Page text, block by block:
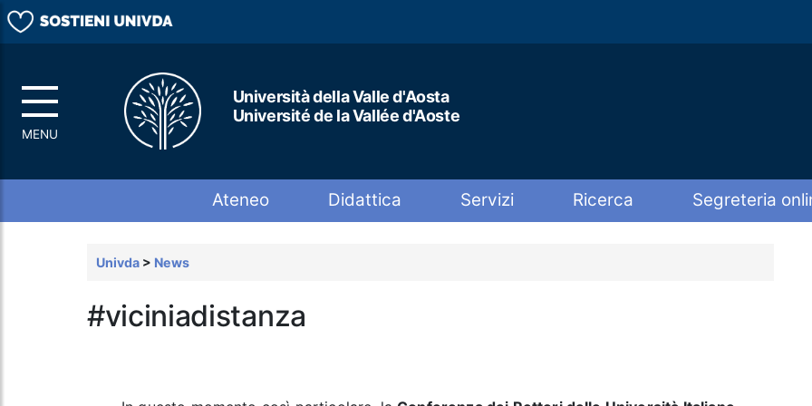
Università della Valle d'Aosta
Université de la Vallée d'Aoste
Ateneo Didattica Servizi Ricerca Segreteria
Univda > News
#viciniadistanza